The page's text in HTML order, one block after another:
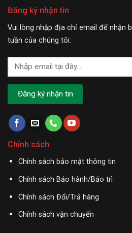
Đăng ký nhận tin
Vui lòng nhập địa chỉ email để nhận
tuần của chúng tôi:
Chính sách
Chính sách bảo mật thông tin
Chính sách Bảo hành/Bảo trì
Chính sách Đổi/Trả hàng
Chính sách vận chuyển